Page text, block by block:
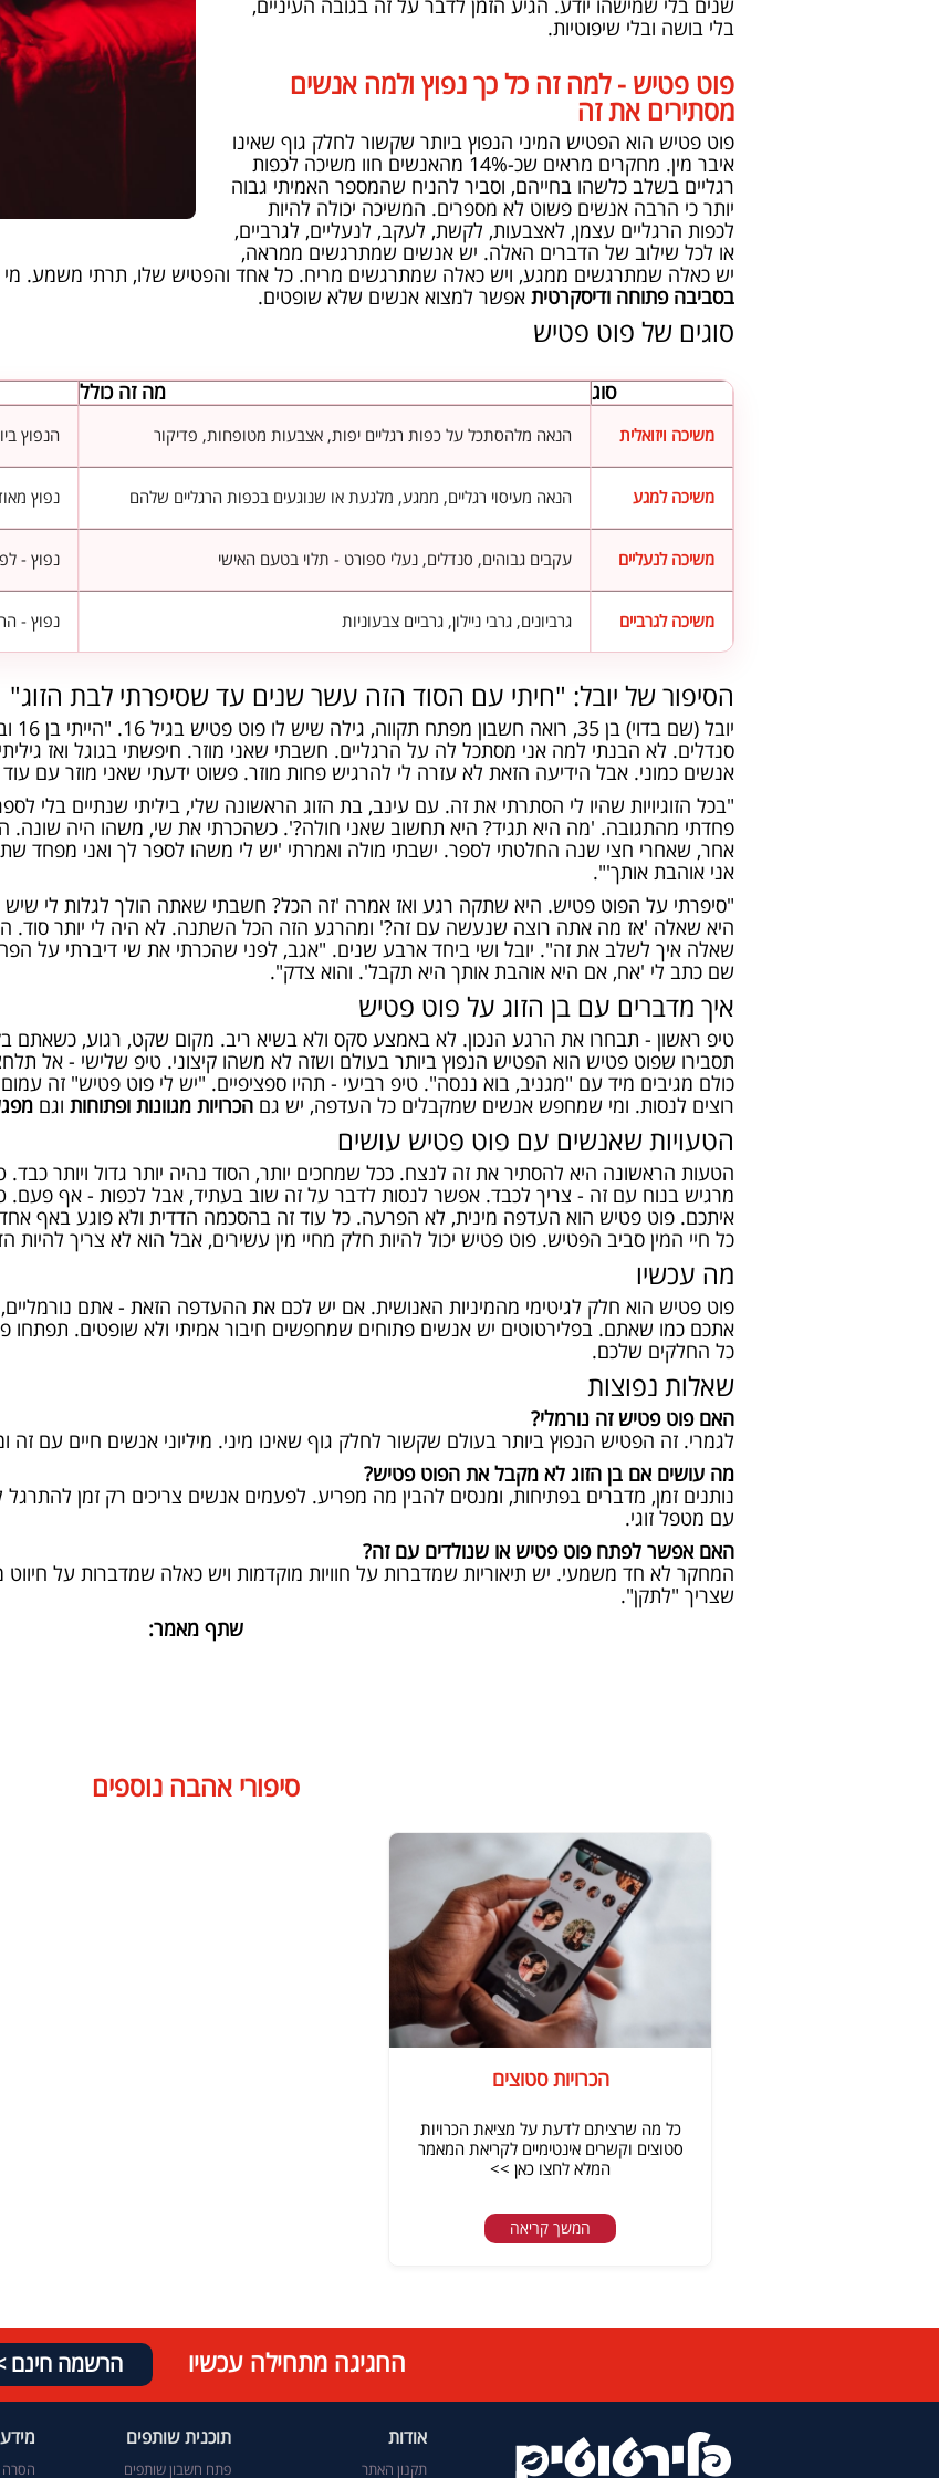
שנים בלי שמישהו יודע. הגיע הזמן לדבר על זה בגובה העיניים,
בלי בושה ובלי שיפוטיות.
פוט פטיש - למה זה כל כך נפוץ ולמה אנשים
מסתירים את זה
פוט פטיש הוא הפטיש המיני הנפוץ ביותר שקשור לחלק גוף שאינו
איבר מין. מחקרים מראים שכ-14% מהאנשים חוו משיכה לכפות
רגליים בשלב כלשהו בחייהם, וסביר להניח שהמספר האמיתי גבוה
יותר כי הרבה אנשים פשוט לא מספרים. המשיכה יכולה להיות
לכפות הרגליים עצמן, לאצבעות, לקשת, לעקב, לנעליים, לגרביים,
או לכל שילוב של הדברים האלה. יש אנשים שמתרגשים ממראה,
יש כאלה שמתרגשים ממגע, ויש כאלה שמתרגשים מריח. כל אחד והפטיש שלו, תרתי משמע.
בסביבה פתוחה ודיסקרטית אפשר למצוא אנשים שלא שופטים.
סוגים של פוט פטיש
סוג מה זה כולל
משיכה ויזואלית הנאה מלהסתכל על כפות רגליים יפות, אצבעות מטופחות, פדיקור הנפוץ
משיכה למגע הנאה מעיסוי רגליים, ממגע, מלגעת או שנוגעים בכפות הרגליים שלהם נפוץ
משיכה לנעליים עקבים גבוהים, סנדלים, נעלי ספורט - תלוי בטעם האישי נפוץ -
משיכה לגרביים גרביונים, גרבי ניילון, גרביים צבעוניות נפוץ -
הסיפור של יובל: "חיתי עם הסוד הזה עשר שנים עד שסיפרתי לבת הזוג"
סנדלים. לא הבנתי למה אני מסתכל לה על הרגליים. חשבתי שאני מוזר. חיפשתי בגוגל ואז
אנשים כמוני. אבל הידיעה הזאת לא עזרה לי להרגיש פחות מוזר. פשוט ידעתי שאני מוזר עם
"בכל הזוגיויות שהיו לי הסתרתי את זה. עם עינב, בת הזוג הראשונה שלי, ביליתי שנתיים בלי
פחדתי מהתגובה. 'מה היא תגיד? היא תחשוב שאני חולה?'. כשהכרתי את שי, משהו היה שונה.
אחר, שאחרי חצי שנה החלטתי לספר. ישבתי מולה ואמרתי 'יש לי משהו לספר לך ואני מפחד
אני אוהבת אותך'".
"סיפרתי על הפוט פטיש. היא שתקה רגע ואז אמרה 'זה הכל? חשבתי שאתה הולך לגלות לי שיש
היא שאלה 'אז מה אתה רוצה שנעשה עם זה?' ומהרגע הזה הכל השתנה. לא היה לי יותר סוד.
שאלה איך לשלב את זה". יובל ושי ביחד ארבע שנים. "אגב, לפני שהכרתי את שי דיברתי על
שם כתב לי 'אח, אם היא אוהבת אותך היא תקבל'. והוא צדק".
איך מדברים עם בן הזוג על פוט פטיש
טיפ ראשון - תבחרו את הרגע הנכון. לא באמצע סקס ולא בשיא ריב. מקום שקט, רגוע, כשאתם
תסבירו שפוט פטיש הוא הפטיש הנפוץ ביותר בעולם ושזה לא משהו קיצוני. טיפ שלישי - אל
כולם מגיבים מיד עם "מגניב, בוא ננסה". טיפ רביעי - תהיו ספציפיים. "יש לי פוט פטיש" זה
רוצים לנסות. ומי שמחפש אנשים שמקבלים כל העדפה, יש גם הכרויות מגוונות ופתוחות וגם
הטעויות שאנשים עם פוט פטיש עושים
הטעות הראשונה היא להסתיר את זה לנצח. ככל שמחכים יותר, הסוד נהיה יותר גדול ויותר
מרגיש בנוח עם זה - צריך לכבד. אפשר לנסות לדבר על זה שוב בעתיד, אבל לכפות - אף
איתכם. פוט פטיש הוא העדפה מינית, לא הפרעה. כל עוד זה בהסכמה הדדית ולא פוגע באף
כל חיי המין סביב הפטיש. פוט פטיש יכול להיות חלק מחיי מין עשירים, אבל הוא לא צריך להיות
מה עכשיו
פוט פטיש הוא חלק לגיטימי מהמיניות האנושית. אם יש לכם את ההעדפה הזאת - אתם
אתכם כמו שאתם. בפלירטוטים יש אנשים פתוחים שמחפשים חיבור אמיתי ולא שופטים. תפתחו
כל החלקים שלכם.
שאלות נפוצות
האם פוט פטיש זה נורמלי?
לגמרי. זה הפטיש הנפוץ ביותר בעולם שקשור לחלק גוף שאינו מיני. מיליוני אנשים חיים עם זה
מה עושים אם בן הזוג לא מקבל את הפוט פטיש?
נותנים זמן, מדברים בפתיחות, ומנסים להבין מה מפריע. לפעמים אנשים צריכים רק זמן
עם מטפל זוגי.
האם אפשר לפתח פוט פטיש או שנולדים עם זה?
המחקר לא חד משמעי. יש תיאוריות שמדברות על חוויות מוקדמות ויש כאלה שמדברות על
שצריך "לתקן".
שתף מאמר:
סיפורי אהבה נוספים
הכרויות סטוצים
כל מה שרציתם לדעת על מציאת הכרויות
סטוצים וקשרים אינטימיים לקריאת המאמר
המלא לחצו כאן >>
המשך קריאה
החגיגה מתחילה עכשיו הרשמה חינם
אודות
תקנון האתר
תוכנית שותפים
פתח חשבון שותפים הסרה